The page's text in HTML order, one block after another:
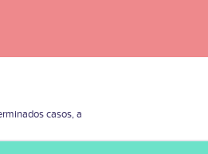
casos, a